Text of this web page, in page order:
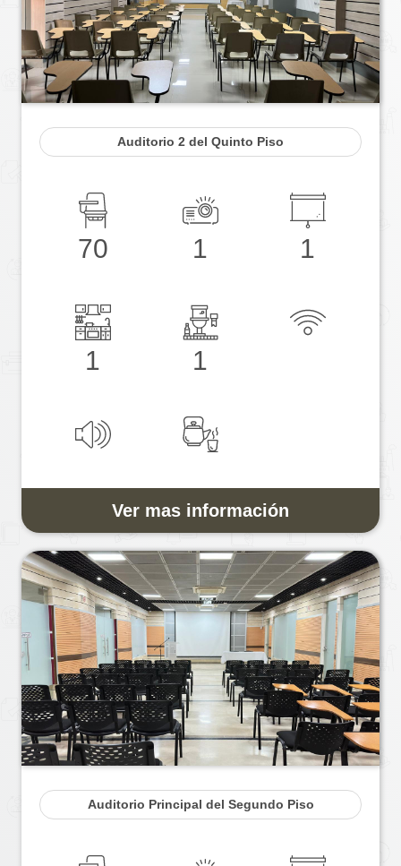
Auditorio 2 del Quinto Piso
70 1 1
1 1
Ver mas información
Auditorio Principal del Segundo Piso